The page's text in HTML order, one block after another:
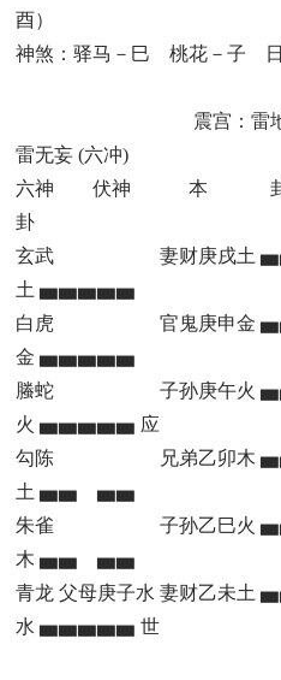
酉）
神煞：驿马－巳 桃花－子
震宫：雷地豫
雷无妄 (六冲)
六神 伏
卦
玄武 妻财庚戌土
土 ▅▅▅▅▅
白虎 官鬼庚申金
金 ▅▅▅▅▅
螣蛇 子孙庚午火
火 ▅▅▅▅▅ 应
勾陈 兄弟乙卯木
土 ▅▅ ▅▅
朱雀 子孙乙巳火
木 ▅▅ ▅▅
青龙 父母庚子水 妻财乙未
水 ▅▅▅▅▅ 世